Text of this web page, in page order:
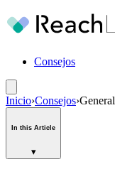
Consejos
Inicio›Consejos›General
In this Article
▾